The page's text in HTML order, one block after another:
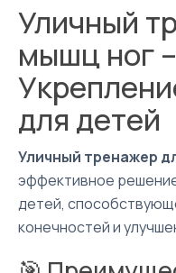
Уличный
мышц ног –
для детей
Уличный тренажер
эффективное
детей,
конечностей и